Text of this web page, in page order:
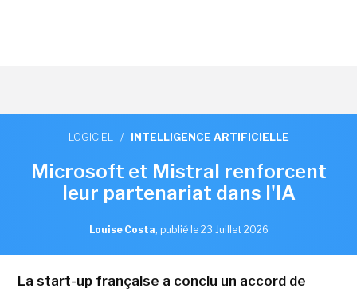
LOGICIEL / INTELLIGENCE ARTIFICIELLE
Microsoft et Mistral renforcent
leur partenariat dans l'IA
Louise Costa, publié le 23 Juillet 2026
La start-up française a conclu un accord de